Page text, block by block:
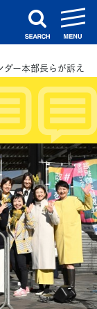
search
ダー本部長らが訴え